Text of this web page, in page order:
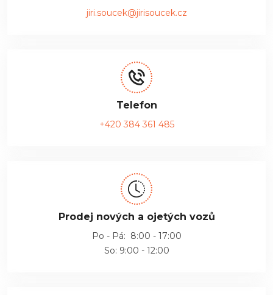
jiri.soucek@jirisoucek.cz
Telefon
+420 384 361 485
Prodej nových a ojetých vozů
Po - Pá: 8:00 - 17:00
So: 9:00 - 12:00